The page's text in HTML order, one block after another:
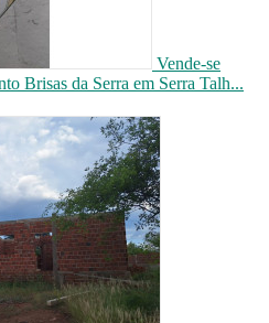
Vende-se
Brisas da Serra em Serra Talh...